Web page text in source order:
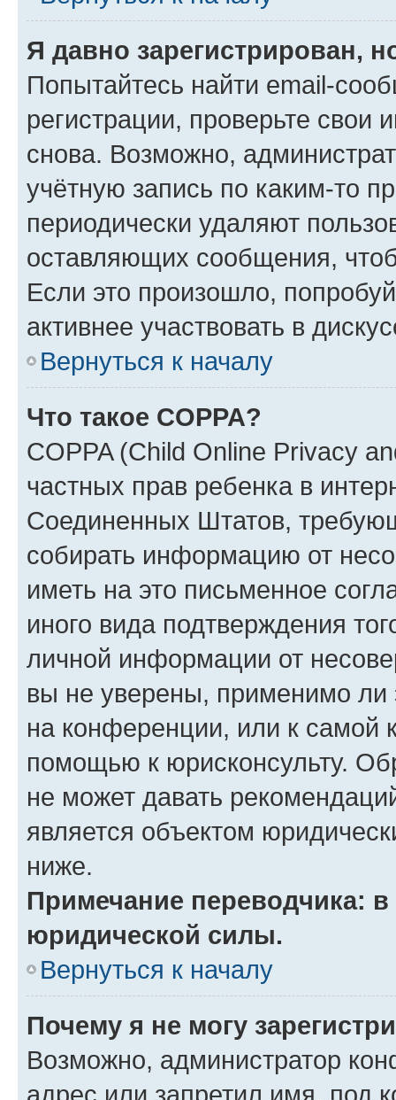
Я давно зарегистрирован,
Попытайтесь найти email-
регистрации, проверьте свои
снова. Возможно,
учётную запись по каким-то
периодически удаляют
оставляющих сообщения,
Если это произошло,
активнее участвовать в
Вернуться к началу
Что такое COPPA?
COPPA (Child Online Privacy
частных прав ребенка в
Соединенных Штатов,
собирать информацию от
иметь на это письменное
иного вида подтверждения
личной информации от
вы не уверены, применимо ли
на конференции, или к самой
помощью к юрисконсульту.
не может давать
является объектом
ниже.
Примечание переводчика:
юридической силы.
Вернуться к началу
Почему я не могу
Возможно, администратор
адрес или запретил имя, под